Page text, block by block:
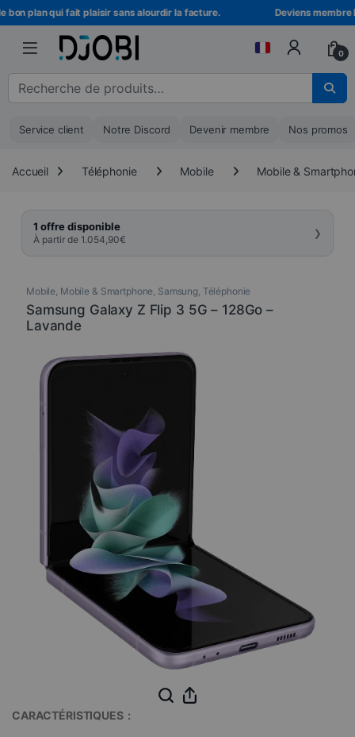
Skip to navigation
Skip to content
plan qui fait plaisir sans alourdir la facture. Deviens membre
0
Recherche pour :
Service client Notre Discord Devenir membre Nos promos
Accueil Téléphonie Mobile Mobile &
1 offre disponible
À partir de 1.054,90€ ›
Mobile, Mobile & Smartphone, Samsung, Téléphonie
Samsung Galaxy Z Flip 3 5G – 128Go –
Lavande
CARACTÉRISTIQUES :